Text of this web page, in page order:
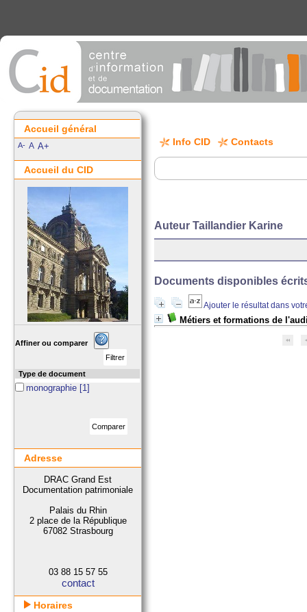
Info CID Contacts
Auteur Taillandier Karine
Documents disponibles
Ajouter le résultat dans
Métiers et formations de
Accueil général
A- A A+
Accueil du CID
Affiner ou comparer
Type de document
monographie [1]
Adresse
DRAC Grand Est
Documentation patrimoniale
Palais du Rhin
2 place de la République
67082 Strasbourg
03 88 15 57 55
contact
Horaires